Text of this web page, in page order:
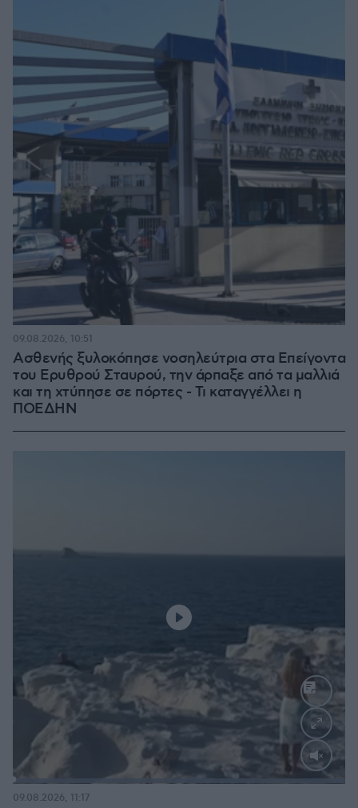
Ασθενής ξυλοκόπησε νοσηλεύτρια στα Επείγοντα
του Ερυθρού Σταυρού, την άρπαξε από τα μαλλιά
και τη χτύπησε σε πόρτες - Τι καταγγέλλει η
ΠΟΕΔΗΝ
09.08.2026, 10:51
Loaded
09.08.2026, 11:17